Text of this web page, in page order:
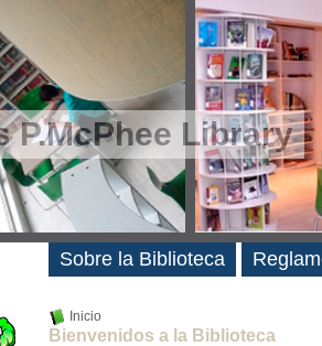
P.McPhee Library
Inicio
Bienvenidos a la Biblioteca
Sobre la Biblioteca
Novedades